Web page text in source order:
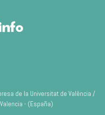
de la Universitat de València /
- (España)